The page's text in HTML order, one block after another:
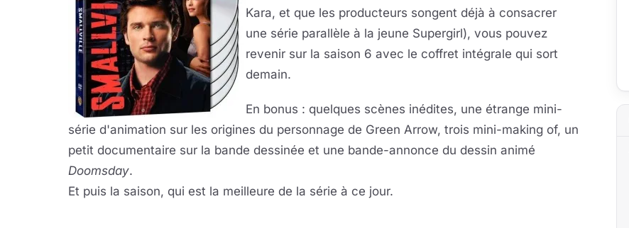
Kara, et que les producteurs songent déjà à consacrer
une série parallèle à la jeune Supergirl), vous pouvez
revenir sur la saison 6 avec le coffret intégrale qui sort
demain.
En bonus : quelques scènes inédites, une étrange mini-
série d'animation sur les origines du personnage de Green Arrow, trois mini-making of, un
petit documentaire sur la bande dessinée et une bande-annonce du dessin animé
Doomsday.
Et puis la saison, qui est la meilleure de la série à ce jour.